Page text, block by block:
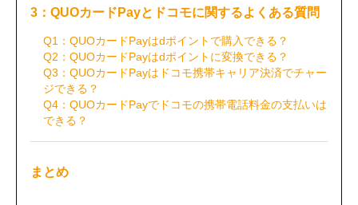
3：QUOカードPayとドコモに関するよくある質問
Q1：QUOカードPayはdポイントで購入できる？
Q2：QUOカードPayはdポイントに変換できる？
Q3：QUOカードPayはドコモ携帯キャリア決済でチャー
ジできる？
Q4：QUOカードPayでドコモの携帯電話料金の支払いは
できる？
まとめ